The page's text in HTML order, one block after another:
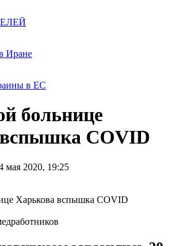
Иране
в ЕС
больнице
COVID
мая 2020, 19:25